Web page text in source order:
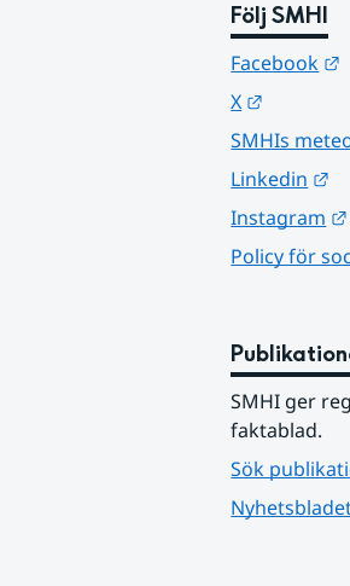
Följ SMHI
Facebook
X
SMHIs
Linkedin
Instagram
Policy för
SMHI ger
faktablad.
Sök